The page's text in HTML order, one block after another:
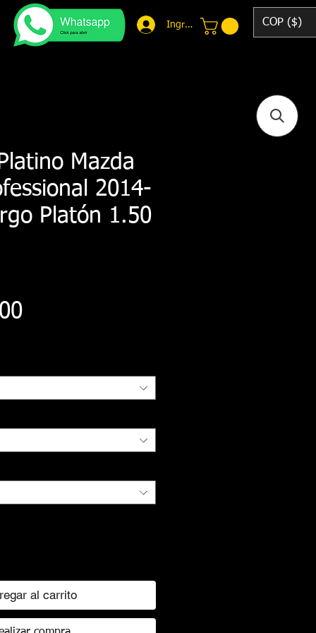
Ingresar COP ($)
Mazda
2014-
Platón 1.50
Precio
al carrito